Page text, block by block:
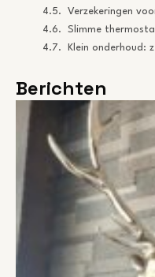
Verzekeringen
Slimme
Klein onderhoud:
Berichten